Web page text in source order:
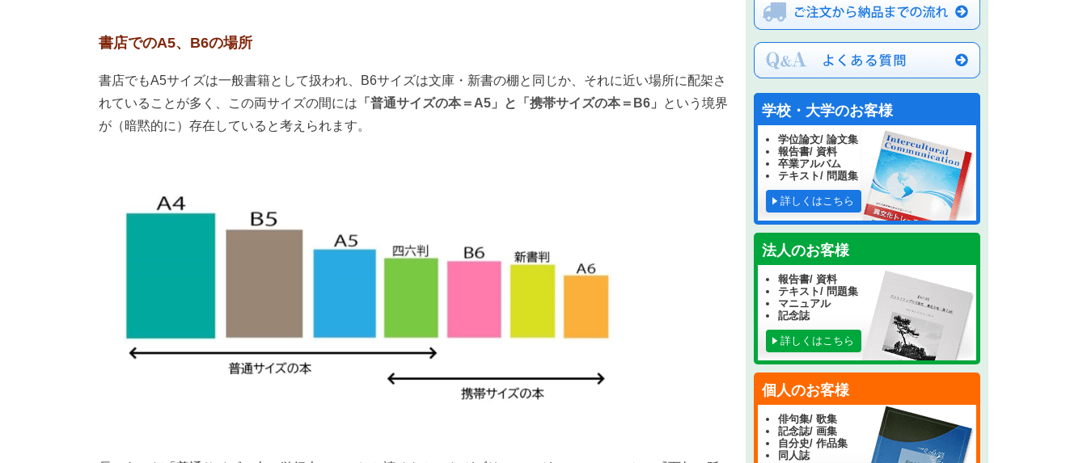
書店でのA5、B6の場所
書店でもA5サイズは一般書籍として扱われ、B6サイズは文庫・新書の棚と同じか、それに近い場所に配架さ
れていることが多く、この両サイズの間には 「普通サイズの本＝A5」と「携帯サイズの本＝B6」
という境界
が（暗黙的に）存在していると考えられます。
学校・大学のお客様
学位論文/ 論文集
報告書/ 資料
卒業アルバム
テキスト/ 問題集
詳しくはこちら
法人のお客様
報告書/ 資料
テキスト/ 問題集
マニュアル
記念誌
詳しくはこちら
個人のお客様
俳句集/ 歌集
記念誌/ 画集
自分史/ 作品集
同人誌